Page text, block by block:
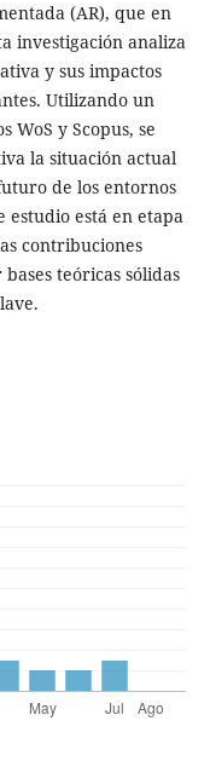
(AR), que en
investigación analiza
y sus impactos
Utilizando un
WoS y Scopus, se
la situación actual
de los entornos
estudio está en etapa
contribuciones
teóricas sólidas